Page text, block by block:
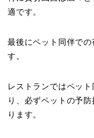
適です。
最後にペット同伴で
す。
レストランではペッ
り、必ずペットの予
ります。